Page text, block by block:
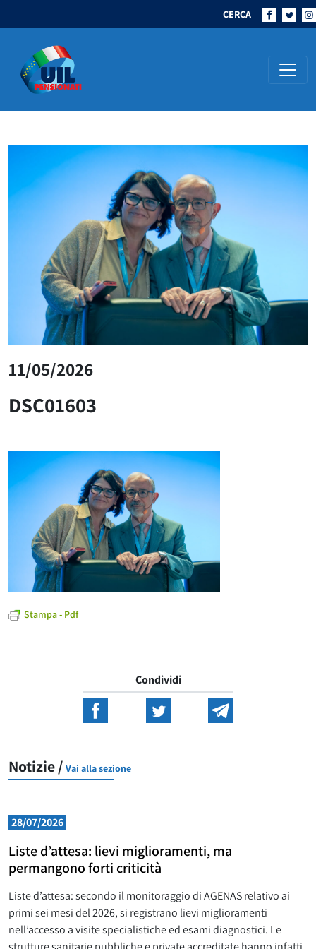
CERCA
Navigazione principale
11/05/2026
DSC01603
Stampa - Pdf
Condividi
Notizie / Vai alla sezione
28/07/2026
Liste d’attesa: lievi miglioramenti, ma
permangono forti criticità
Liste d’attesa: secondo il monitoraggio di AGENAS relativo ai
primi sei mesi del 2026, si registrano lievi miglioramenti
nell’accesso a visite specialistiche ed esami diagnostici. Le